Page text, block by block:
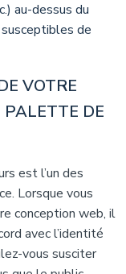
au-dessus du
de
VOTRE
DE
est l’un des
Lorsque vous
conception web, il
avec l’identité
vous susciter